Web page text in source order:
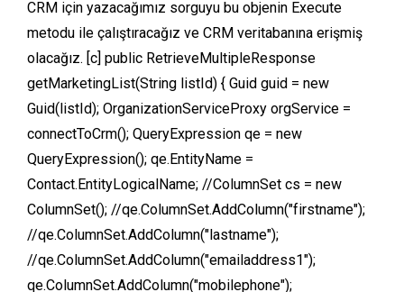
CRM için yazacağımız sorguyu bu objenin Execute
metodu ile çalıştıracağız ve CRM veritabanına erişmiş
olacağız. [c] public RetrieveMultipleResponse
getMarketingList(String listId) { Guid guid = new
Guid(listId); OrganizationServiceProxy orgService =
connectToCrm(); QueryExpression qe = new
QueryExpression(); qe.EntityName =
Contact.EntityLogicalName; //ColumnSet cs = new
ColumnSet(); //qe.ColumnSet.AddColumn("firstname");
//qe.ColumnSet.AddColumn("lastname");
//qe.ColumnSet.AddColumn("emailaddress1");
qe.ColumnSet.AddColumn("mobilephone");